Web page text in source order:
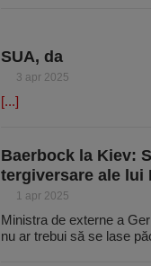
SUA, da
3 apr 2025
[...]
Baerbock la Kiev:
tergiversare ale lui
1 apr 2025
Ministra de externe a
nu ar trebui să se lase